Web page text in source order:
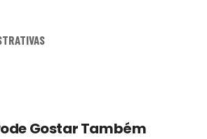
Gostar Também